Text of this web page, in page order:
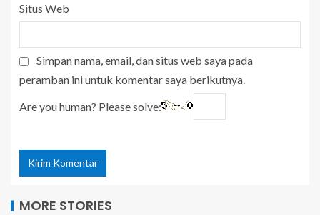
Situs Web
Simpan nama, email, dan situs web saya pada
peramban ini untuk komentar saya berikutnya.
Are you human? Please solve:
MORE STORIES